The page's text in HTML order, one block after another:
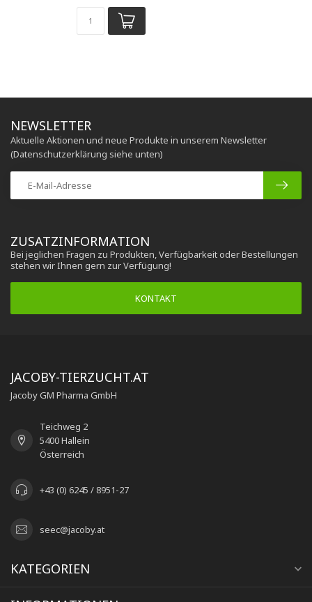
ZUSATZINFORMATION
Bei jeglichen Fragen zu Produkten, Verfügbarkeit oder Bestellungen
stehen wir Ihnen gern zur Verfügung!
KONTAKT
NEWSLETTER
Aktuelle Aktionen und neue Produkte in unserem Newsletter
(Datenschutzerklärung siehe unten)
JACOBY-TIERZUCHT.AT
Jacoby GM Pharma GmbH
Teichweg 2
5400 Hallein
Österreich
+43 (0) 6245 / 8951-27
seec@jacoby.at
KATEGORIEN